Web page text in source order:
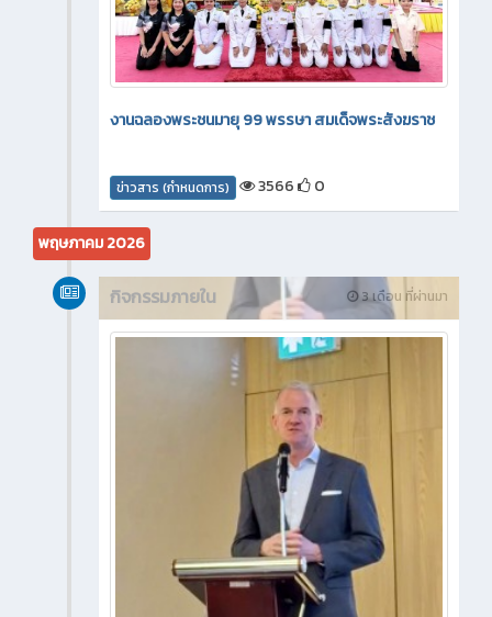
งานฉลองพระชนมายุ 99 พรรษา สมเด็จพระสังฆราช
ข่าวสาร (กำหนดการ) 3566 0
พฤษภาคม 2026
3 เดือน ที่ผ่านมา
กิจกรรมภายใน